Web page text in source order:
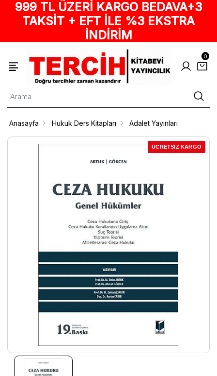
999 TL ÜZERİ KARGO BEDAVA+3
TAKSİT + EFT İLE %3 EKSTRA
İNDİRİM
0
Anasayfa Hukuk Ders Kitapları Adalet Yayınları
ÜCRETSİZ KARGO